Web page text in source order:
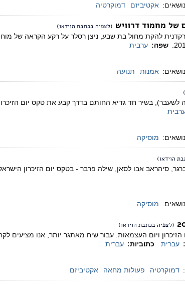
נושאים: אקטיביזם דמוקרטיה
של מחמוד דרוויש (לצפיה בכתבת הוידאו)
להקת מחול בת שבע, ניצן רסלר על רקע הקראה של
שפה: ערבית
נושאים: אמנות תנועה
נושאים: מוסיקה
הוידאו)
סיהראב אבו לסאן, שילה פרבר - בטקס יום הזיכרון הישראלי-
נושאים: מוסיקה
(לצפיה בכתבת הוידאו)
הזיכרון ויום העצמאות. עבור שיח מאתגר יותר, אנו
עברית כתוביות: עברית
דמוקרטיה פעולות מחאה אקטיביזם